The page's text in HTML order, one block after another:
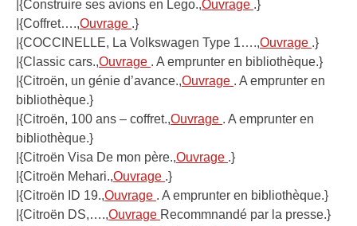
|{Construire ses avions en Lego.,Ouvrage .}
|{Coffret….,Ouvrage .}
|{COCCINELLE, La Volkswagen Type 1….,Ouvrage .}
|{Classic cars.,Ouvrage . A emprunter en bibliothèque.}
|{Citroën, un génie d’avance.,Ouvrage . A emprunter en
bibliothèque.}
|{Citroën, 100 ans – coffret.,Ouvrage . A emprunter en
bibliothèque.}
|{Citroën Visa De mon père.,Ouvrage .}
|{Citroën Mehari.,Ouvrage .}
|{Citroën ID 19.,Ouvrage . A emprunter en bibliothèque.}
|{Citroën DS,….,Ouvrage Recommnandé par la presse.}